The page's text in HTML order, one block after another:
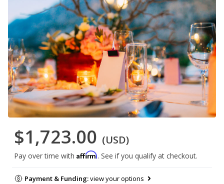
$1,723.00 (USD)
Pay over time with Affirm. See if you qualify at checkout.
Payment & Funding:view your options